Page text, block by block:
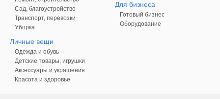
Сад, благоустройство
Транспорт, перевозки
Уборка
Личные вещи
Одежда и обувь
Детские товары, игрушки
Аксессуары и украшения
Красота и здоровье
Для бизнеса
Готовый бизнес
Оборудование